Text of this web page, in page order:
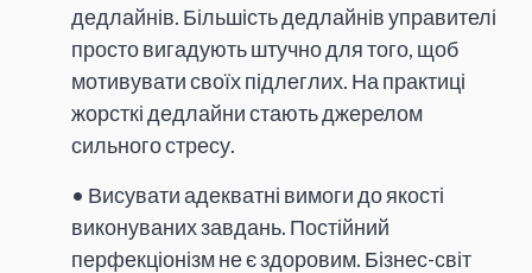
дедлайнів. Більшість дедлайнів управителі
просто вигадують штучно для того, щоб
мотивувати своїх підлеглих. На практиці
жорсткі дедлайни стають джерелом
сильного стресу.
• Висувати адекватні вимоги до якості
виконуваних завдань. Постійний
перфекціонізм не є здоровим. Бізнес-світ